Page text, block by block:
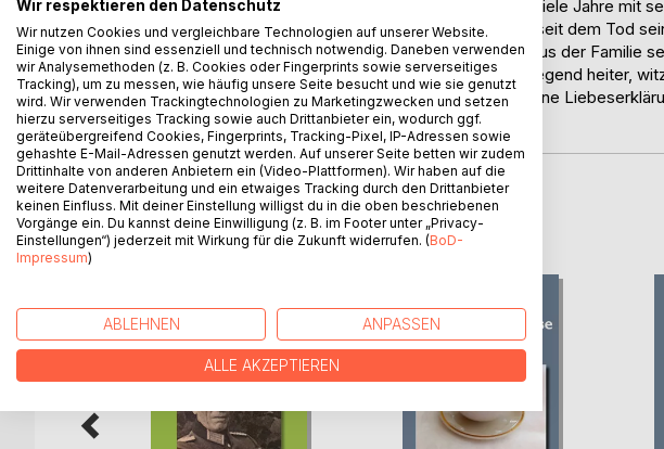
lebt bereits seit mehr als drei Jahrzehnten hier, zunächst viele Jahre mit
Sohn Robert und den beiden Hunden Tommy und Sunny, seit dem Tod
der Möbel und Bilder in dem Reihenhaus sind Erbstücke aus der Familie
Autor verleiht diesen Gegenständen eine Stimme; überwiegend heiter,
erzählen sie ihre Geschichten. Das Büchlein ist zugleich eine
Schlachtensee.
WEITERE TITEL BEIBoD
Wir respektieren den Datenschutz
Wir nutzen Cookies und vergleichbare Technologien auf unserer Website.
Einige von ihnen sind essenziell und technisch notwendig. Daneben verwenden
wir Analysemethoden (z. B. Cookies oder Fingerprints sowie serverseitiges
Tracking), um zu messen, wie häufig unsere Seite besucht und wie sie genutzt
wird. Wir verwenden Trackingtechnologien zu Marketingzwecken und setzen
hierzu serverseitiges Tracking sowie auch Drittanbieter ein, wodurch ggf.
geräteübergreifend Cookies, Fingerprints, Tracking-Pixel, IP-Adressen sowie
gehashte E-Mail-Adressen genutzt werden. Auf unserer Seite betten wir zudem
Drittinhalte von anderen Anbietern ein (Video-Plattformen). Wir haben auf die
weitere Datenverarbeitung und ein etwaiges Tracking durch den Drittanbieter
keinen Einfluss. Mit deiner Einstellung willigst du in die oben beschriebenen
Vorgänge ein. Du kannst deine Einwilligung (z. B. im Footer unter „Privacy-
Einstellungen“) jederzeit mit Wirkung für die Zukunft widerrufen. (BoD-
Impressum)
ABLEHNEN ANPASSEN
ALLE AKZEPTIEREN